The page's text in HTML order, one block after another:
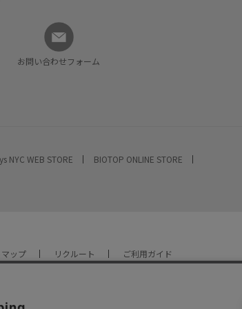
お問い合わせフォーム
NYC WEB STORE
BIOTOP ONLINE STORE
ップ リクルート ご利用ガイド